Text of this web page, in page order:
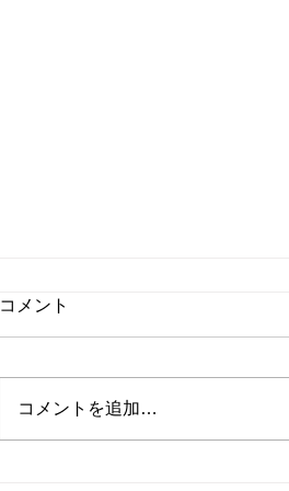
国内ドラマ『BLOOD &
マ。 今回は国内ドラマ
『BLOOD & SWEAT』第1話を紹
コメント
コメントを追加…